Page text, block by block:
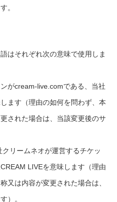
。
はそれぞれ次の意味で使用しま
がcream-live.comである、当社
ます（理由の如何を問わず、本
された場合は、当該変更後のサ
クリームネオが運営するチケッ
LIVEを意味します（理由
又は内容が変更された場合は、
）。